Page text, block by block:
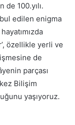
de 100.yılı.
edilen enigma
özellikle yerli ve
de
parçası
Bilişim
yaşıyoruz.